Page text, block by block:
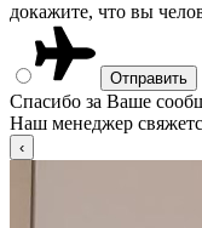
докажите, что вы
Спасибо за Ваше
Наш менеджер